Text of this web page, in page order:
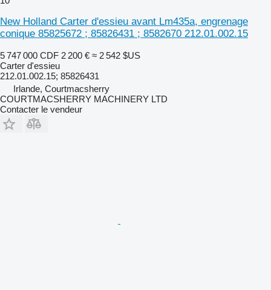
New Holland Carter d'essieu avant Lm435a, engrenage
conique 85825672 ; 85826431 ; 8582670 212.01.002.15
5 747 000 CDF 2 200 € ≈ 2 542 $US
Carter d'essieu
212.01.002.15; 85826431
Irlande, Courtmacsherry
COURTMACSHERRY MACHINERY LTD
Contacter le vendeur